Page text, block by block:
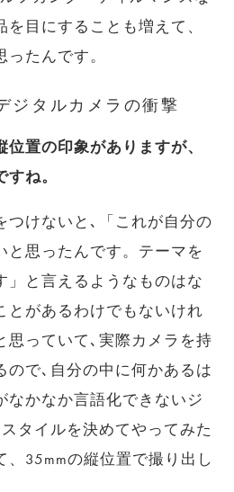
目にすることも増えて、
たんです。
ジタルカメラの衝撃
置の印象がありますが、
ね。
つけないと､「これが自分の
と思ったんです。テーマを
」と言えるようなものはな
とがあるわけでもないけれ
思っていて､実際カメラを持
ので､自分の中に何かあるは
なかなか言語化できないジ
タイルを決めてやってみた
、35mmの縦位置で撮り出し